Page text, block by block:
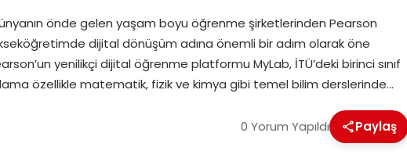
önde gelen yaşam boyu öğrenme şirketlerinden Pearson
dijital dönüşüm adına önemli bir adım olarak öne
yenilikçi dijital öğrenme platformu MyLab, İTÜ’deki birinci sınıf
özellikle matematik, fizik ve kimya gibi temel bilim derslerinde…
0 Yorum Yapıldı Paylaş